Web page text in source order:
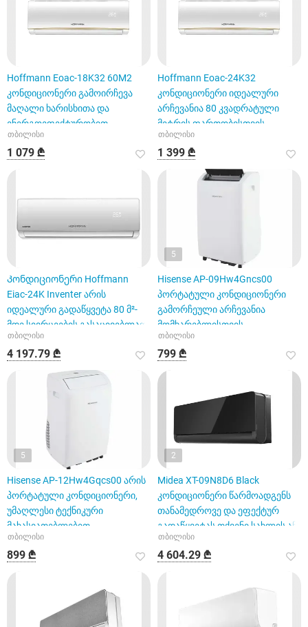
Hoffmann Eoac-18K32 60M2
კონდიციონერი გამოირჩევა
მაღალი ხარისხითა და
ენერგოეფექტურობით
თბილისი
1 079 ₾
Hoffmann Eoac-24K32
კონდიციონერი იდეალური
არჩევანია 80 კვადრატული
მეტრის ფართობისთვის.
თბილისი
1 399 ₾
Კონდიციონერი Hoffmann
Eiac-24K Inventer არის
იდეალური გადაწყვეტა 80 მ²-
მდე სივრცეების გასაცივებლად
დ
თბილისი
4 197.79 ₾
5
Hisense AP-09Hw4Gncs00
პორტატული კონდიციონერი
გამორჩეული არჩევანია
მომხარებლისთვის
თბილისი
799 ₾
5
Hisense AP-12Hw4Gqcs00 არის
პორტატული კონდიციონერი,
უმაღლესი ტექნიკური
მახასიათებლებით.
თბილისი
899 ₾
2
Midea XT-09N8D6 Black
კონდიციონერი წარმოადგენს
თანამედროვე და ეფექტურ
გადაწყვეტას თქვენი სახლის ან
ო
თბილისი
4 604.29 ₾